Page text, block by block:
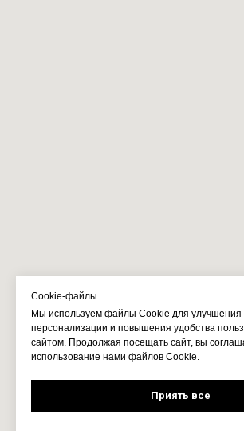
Cookie-файлы
Мы используем файлы Cookie для улучшения
персонализации и повышения удобства
сайтом. Продолжая посещать сайт, вы
использование нами файлов Cookie.
Приять все